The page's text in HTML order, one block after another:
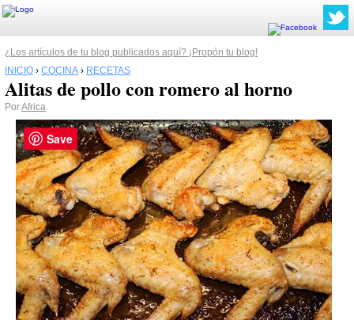
¿Los artículos de tu blog publicados aquí? ¡Propón tu blog!
INICIO › COCINA › RECETAS
Alitas de pollo con romero al horno
PorAfrica
Save